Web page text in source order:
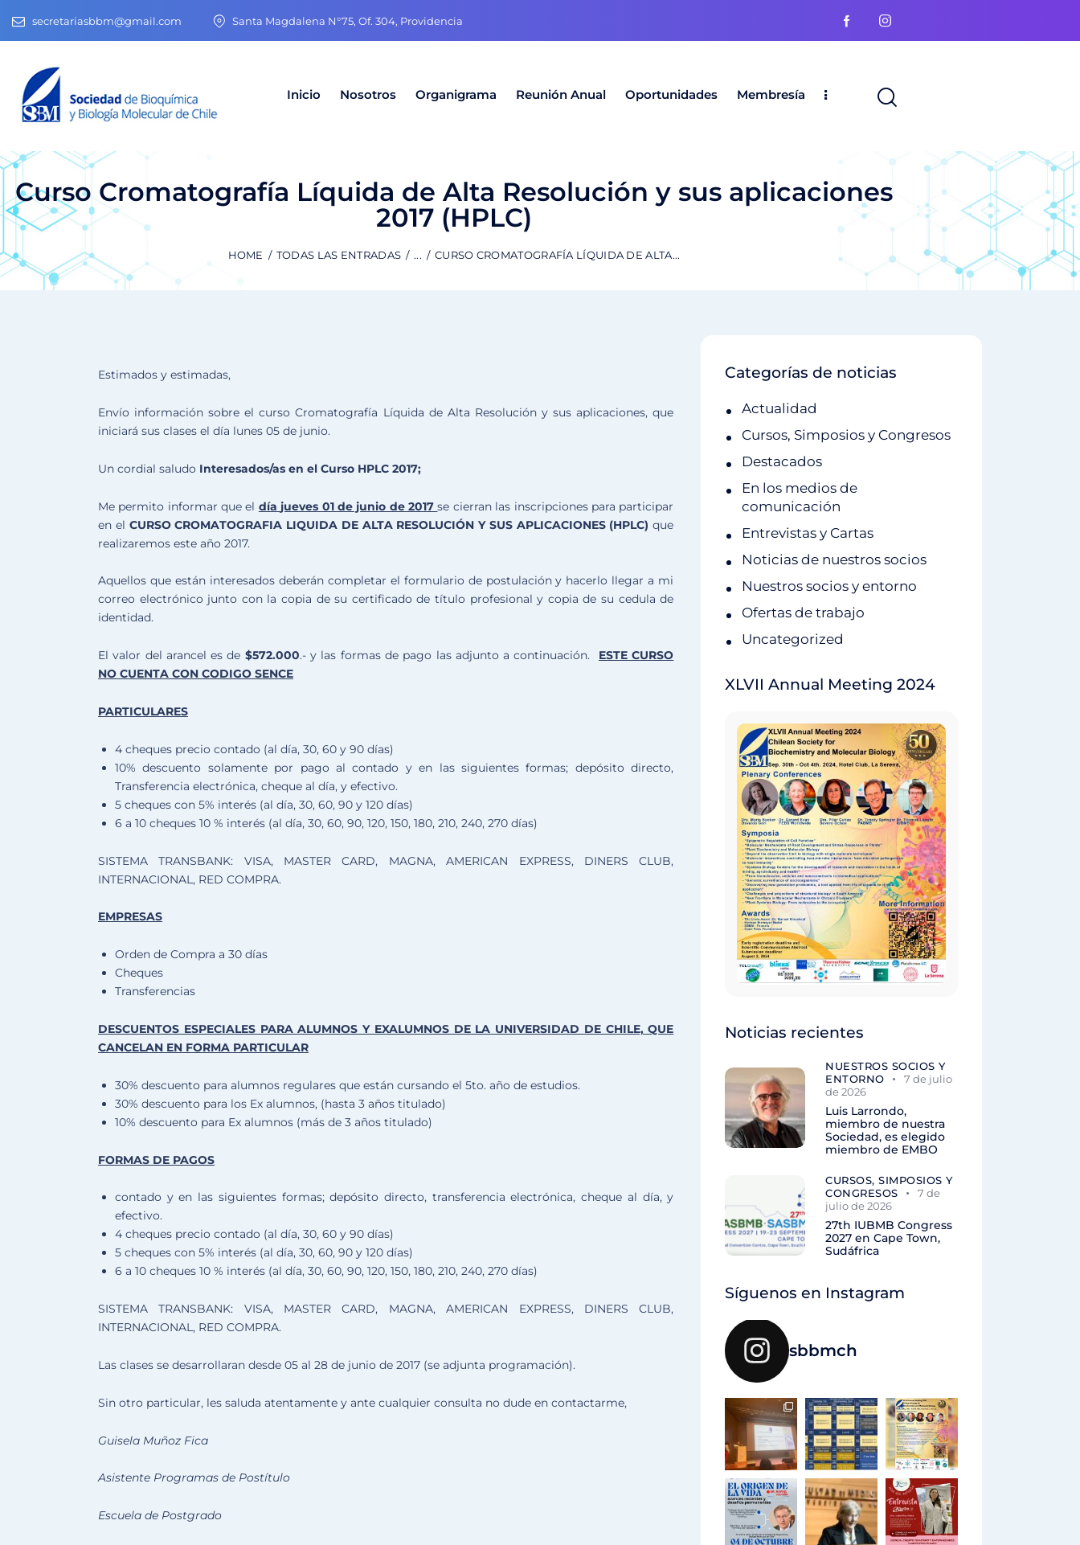
secretariasbbm@gmail.com Santa Magdalena N°75, Of. 304, Providencia
Inicio Nosotros Organigrama Reunión Anual Oportunidades Membresía
Curso Cromatografía Líquida de Alta Resolución y sus aplicaciones
2017 (HPLC)
HOME TODAS LAS ENTRADAS ... CURSO CROMATOGRAFÍA LÍQUIDA DE ALTA...
Estimados y estimadas,
Envío información sobre el curso Cromatografía Líquida de Alta Resolución y sus aplicaciones, que
iniciará sus clases el día lunes 05 de junio.
Un cordial saludo Interesados/as en el Curso HPLC 2017;
Me permito informar que el día jueves 01 de junio de 2017se cierran las inscripciones para participar
en el CURSO CROMATOGRAFIA LIQUIDA DE ALTA RESOLUCIÓN Y SUS APLICACIONES (HPLC)que
realizaremos este año 2017.
Aquellos que están interesados deberán completar el formulario de postulación y hacerlo llegar a mi
correo electrónico junto con la copia de su certificado de título profesional y copia de su cedula de
identidad.
El valor del arancel es de $572.000.- y las formas de pago las adjunto a continuación. ESTE CURSO
NO CUENTA CON CODIGO SENCE
PARTICULARES
4 cheques precio contado (al día, 30, 60 y 90 días)
10% descuento solamente por pago al contado y en las siguientes formas; depósito directo,
Transferencia electrónica, cheque al día, y efectivo.
5 cheques con 5% interés (al día, 30, 60, 90 y 120 días)
6 a 10 cheques 10 % interés (al día, 30, 60, 90, 120, 150, 180, 210, 240, 270 días)
SISTEMA TRANSBANK: VISA, MASTER CARD, MAGNA, AMERICAN EXPRESS, DINERS CLUB,
INTERNACIONAL, RED COMPRA.
EMPRESAS
Orden de Compra a 30 días
Cheques
Transferencias
DESCUENTOS ESPECIALES PARA ALUMNOS Y EXALUMNOS DE LA UNIVERSIDAD DE CHILE, QUE
CANCELAN EN FORMA PARTICULAR
30% descuento para alumnos regulares que están cursando el 5to. año de estudios.
30% descuento para los Ex alumnos, (hasta 3 años titulado)
10% descuento para Ex alumnos (más de 3 años titulado)
FORMAS DE PAGOS
contado y en las siguientes formas; depósito directo, transferencia electrónica, cheque al día, y
efectivo.
4 cheques precio contado (al día, 30, 60 y 90 días)
5 cheques con 5% interés (al día, 30, 60, 90 y 120 días)
6 a 10 cheques 10 % interés (al día, 30, 60, 90, 120, 150, 180, 210, 240, 270 días)
SISTEMA TRANSBANK: VISA, MASTER CARD, MAGNA, AMERICAN EXPRESS, DINERS CLUB,
INTERNACIONAL, RED COMPRA.
Las clases se desarrollaran desde 05 al 28 de junio de 2017 (se adjunta programación).
Sin otro particular, les saluda atentamente y ante cualquier consulta no dude en contactarme,
Guisela Muñoz Fica
Asistente Programas de Postítulo
Escuela de Postgrado
Categorías de noticias
Actualidad
Cursos, Simposios y Congresos
Destacados
En los medios de
comunicación
Entrevistas y Cartas
Noticias de nuestros socios
Nuestros socios y entorno
Ofertas de trabajo
Uncategorized
XLVII Annual Meeting 2024
Noticias recientes
NUESTROS SOCIOS Y
ENTORNO
7 de julio
de 2026
Luis Larrondo,
miembro de nuestra
Sociedad, es elegido
miembro de EMBO
CURSOS, SIMPOSIOS Y
CONGRESOS
7 de
julio de 2026
27th IUBMB Congress
2027 en Cape Town,
Sudáfrica
Síguenos en Instagram
sbbmch